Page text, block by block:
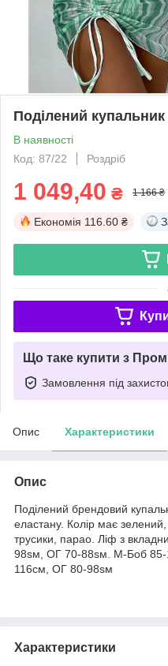
Поділений
В наявності
Код: 87/22
Роздріб
1 049,40 ₴ 1 166 ₴
Економія 116.60 ₴
Що таке купити з
Замовлення під
Опис Характеристики
Опис
Поділений брендовий
еластану. Колір має
трусики, парао. Ліф з
98sм, ОГ 70-88sм. М-Боб
116cм, ОГ 80-98sм
Характеристики